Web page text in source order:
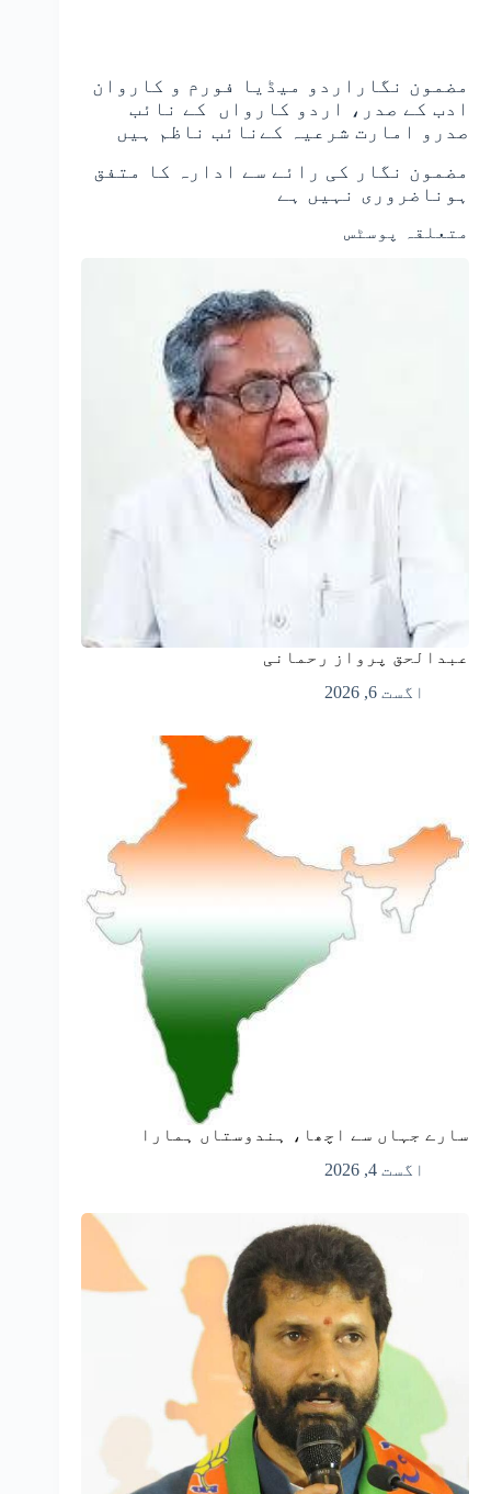
مضمون نگاراردو میڈیا فورم و کاروان
ادب کے صدر، اردو کارواں کے نائب
صدرو امارت شرعیہ کےنائب ناظم ہیں
مضمون نگار کی رائے سے ادارہ کا متفق
ہوناضروری نہیں ہے
متعلقہ پوسٹس
عبدالحق پرواز رحمانی
اگست 6, 2026
سارے جہاں سے اچھا، ہندوستاں ہمارا
اگست 4, 2026